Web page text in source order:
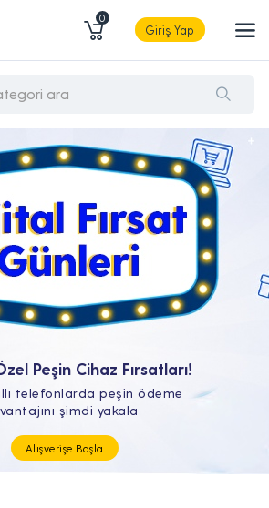
0
Giriş Yap
İhtiyaçların Tam'da